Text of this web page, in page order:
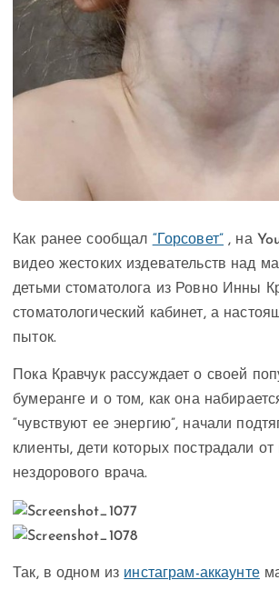
Как ранее сообщал “Горсовет” , на
видео жестоких издевательств над
детьми стоматолога из Ровно Инны
стоматологический кабинет, а
пыток.
Пока Кравчук рассуждает о своей
бумеранге и о том, как она
“чувствуют ее энергию”, начали
клиенты, дети которых пострадали
нездорового врача.
Так, в одном из инстаграм-аккаунте